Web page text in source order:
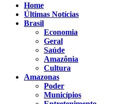
Home
Últimas Notícias
Brasil
Economia
Geral
Saúde
Amazônia
Cultura
Amazonas
Poder
Municípios